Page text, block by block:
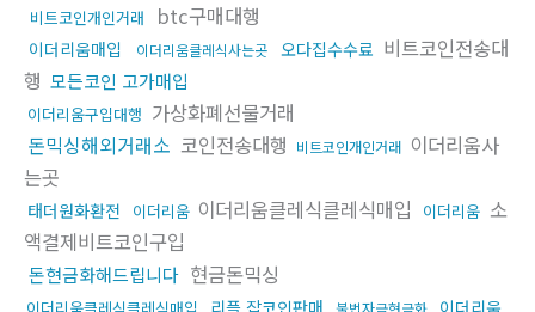
비트코인개인거래 btc구매대행
이더리움매입 이더리움클레식사는곳 오다집수수료 비트코인전송대
행 모든코인 고가매입
이더리움구입대행 가상화폐선물거래
돈믹싱해외거래소 코인전송대행 비트코인개인거래 이더리움사
는곳
태더원화환전 이더리움 이더리움클레식클레식매입 이더리움 소
액결제비트코인구입
돈현금화해드립니다 현금돈믹싱